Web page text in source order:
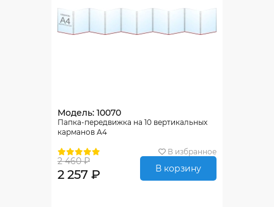
Модель: 10070
Папка-передвижка на 10 вертикальных
карманов А4
В избранное
2 460 ₽
2 257 ₽ В корзину